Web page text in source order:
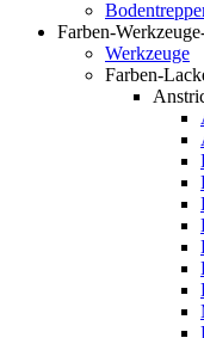
Farben-
Werkzeuge
Farben-